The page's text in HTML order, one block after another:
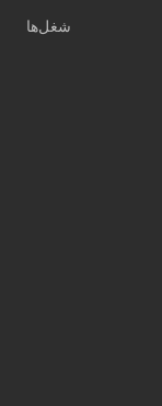
شغل‌ها